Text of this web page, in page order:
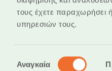
τους έχετε παραχωρήσει
υπηρεσιών τους.
Αναγκαία